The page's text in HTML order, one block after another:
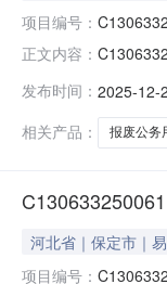
项目编号：
正文内容：
时间：
发布时间： 2025-12-
相关产品：
报废公务
河北省｜保定市｜
项目编号：